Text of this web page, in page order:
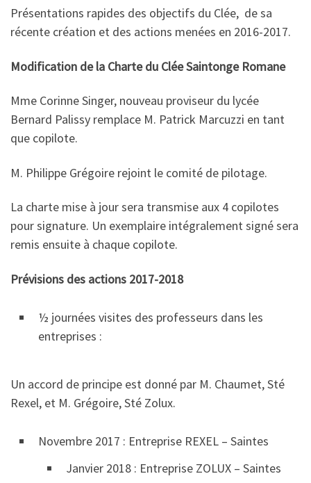
Présentations rapides des objectifs du Clée, de sa
récente création et des actions menées en 2016-2017.
Modification de la Charte du Clée Saintonge Romane
Mme Corinne Singer, nouveau proviseur du lycée
Bernard Palissy remplace M. Patrick Marcuzzi en tant
que copilote.
M. Philippe Grégoire rejoint le comité de pilotage.
La charte mise à jour sera transmise aux 4 copilotes
pour signature. Un exemplaire intégralement signé sera
remis ensuite à chaque copilote.
Prévisions des actions 2017-2018
½ journées visites des professeurs dans les
entreprises :
Un accord de principe est donné par M. Chaumet, Sté
Rexel, et M. Grégoire, Sté Zolux.
Novembre 2017 : Entreprise REXEL – Saintes
Janvier 2018 : Entreprise ZOLUX – Saintes